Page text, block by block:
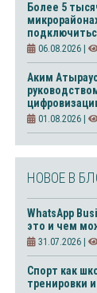
Более 5
06.08.2026 |
Аким
01.08.2026 |
НОВОЕ В
WhatsApp
это и чем
31.07.2026 |
Спорт как
тренировки